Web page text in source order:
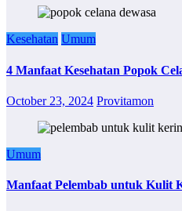
Kesehatan Umum
4 Manfaat Kesehatan Popok
October 23, 2024 Provitamon
Umum
Manfaat Pelembab untuk Kulit